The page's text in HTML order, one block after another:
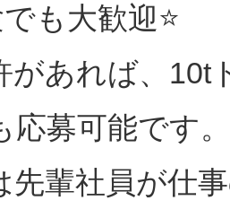
も大歓迎⭐
があれば、10t
応募可能です。
先輩社員が仕